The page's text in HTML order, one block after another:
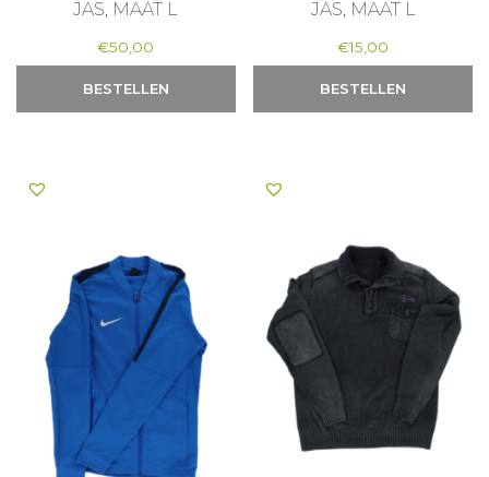
JAS, MAAT L
€50,00
BESTELLEN
JAS, MAAT L
€15,00
BESTELLEN